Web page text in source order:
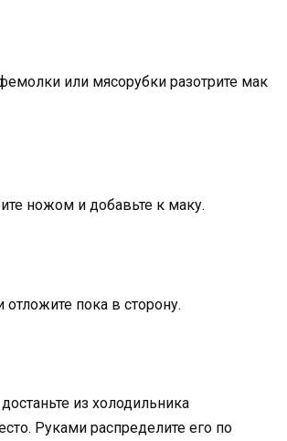
или мясорубки разотрите мак
ножом и добавьте к маку.
пока в сторону.
из холодильника
Руками распределите его по